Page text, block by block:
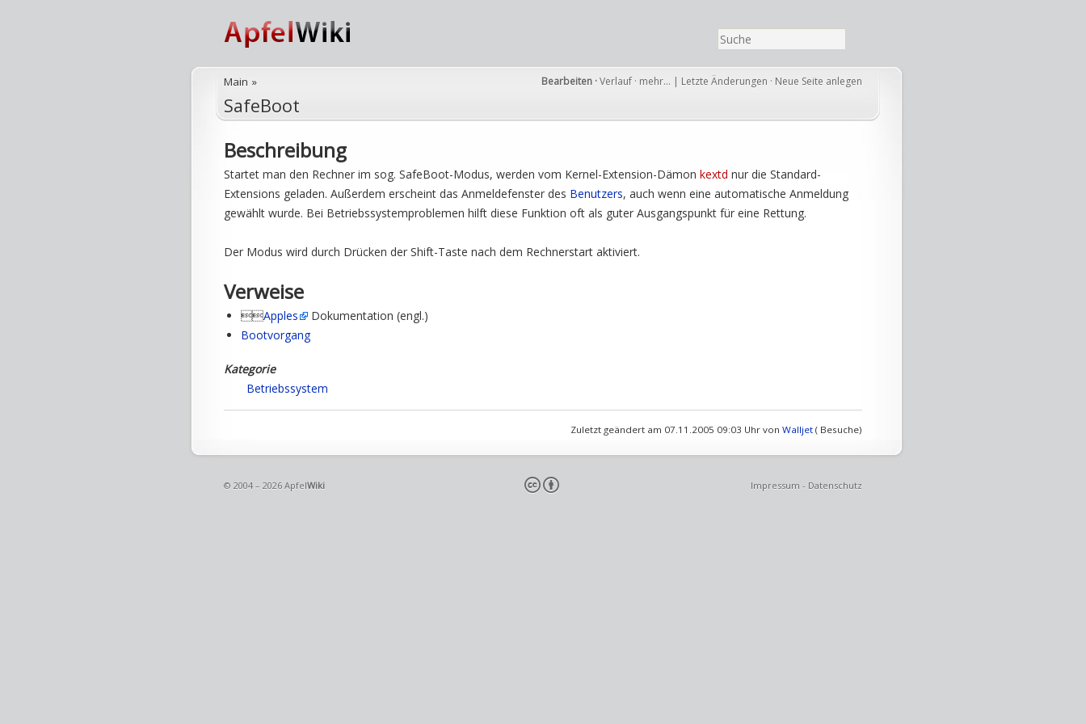
Bearbeiten ·Verlauf · mehr… | Letzte Änderungen · Neue Seite anlegen
Main »
SafeBoot
Beschreibung
Startet man den Rechner im sog. SafeBoot-Modus, werden vom Kernel-Extension-Dämon kextd nur die Standard-
Extensions geladen. Außerdem erscheint das Anmeldefenster des Benutzers, auch wenn eine automatische Anmeldung
gewählt wurde. Bei Betriebssystemproblemen hilft diese Funktion oft als guter Ausgangspunkt für eine Rettung.
Der Modus wird durch Drücken der Shift-Taste nach dem Rechnerstart aktiviert.
Verweise
Apples
Dokumentation (engl.)
Bootvorgang
Kategorie
Betriebssystem
Zuletzt geändert am 07.11.2005 09:03 Uhr von Walljet ( Besuche)
© 2004 – 2026 ApfelWiki Impressum - Datenschutz
cb